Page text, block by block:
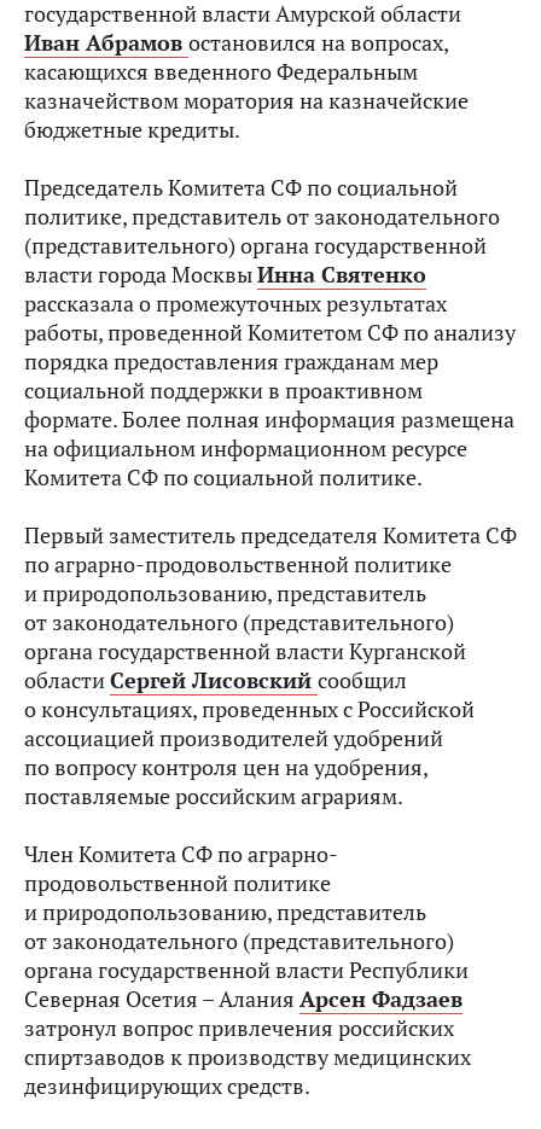
государственной власти Амурской области
Иван Абрамов остановился на вопросах,
касающихся введенного Федеральным
казначейством моратория на казначейские
бюджетные кредиты.
Председатель Комитета СФ по социальной
политике, представитель от законодательного
(представительного) органа государственной
власти города МосквыИнна Святенко
рассказала о промежуточных результатах
работы, проведенной Комитетом СФ по анализу
порядка предоставления гражданам мер
социальной поддержки в проактивном
формате. Более полная информация размещена
на официальном информационном ресурсе
Комитета СФ по социальной политике.
Первый заместитель председателя Комитета СФ
по аграрно-продовольственной политике
и природопользованию, представитель
от законодательного (представительного)
органа государственной власти Курганской
областиСергей Лисовский сообщил
о консультациях, проведенных с Российской
ассоциацией производителей удобрений
по вопросу контроля цен на удобрения,
поставляемые российским аграриям.
Член Комитета СФ по аграрно-
продовольственной политике
и природопользованию, представитель
от законодательного (представительного)
органа государственной власти Республики
Северная Осетия – Алания Арсен Фадзаев
затронул вопрос привлечения российских
спиртзаводов к производству медицинских
дезинфицирующих средств.